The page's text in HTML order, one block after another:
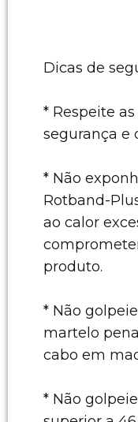
Dicas de
* Respeite
segurança e
* Não
Rotband-
ao calor
produto.
* Não
martelo
cabo em
* Não